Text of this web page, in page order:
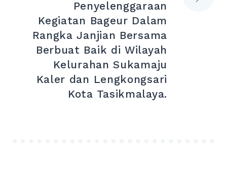
Penyelenggaraan
Kegiatan Bageur Dalam
Rangka Janjian Bersama
Berbuat Baik di Wilayah
Kelurahan Sukamaju
Kaler dan Lengkongsari
Kota Tasikmalaya.